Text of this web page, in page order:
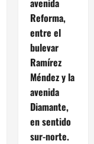
avenida
Reforma,
entre el
bulevar
Ramírez
Méndez y la
avenida
Diamante,
en sentido
sur-norte.